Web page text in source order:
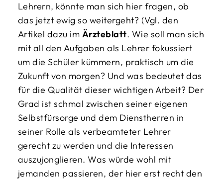
Lehrern, könnte man sich hier fragen, ob
das jetzt ewig so weitergeht? (Vgl. den
Artikel dazu im Ärzteblatt. Wie soll man sich
mit all den Aufgaben als Lehrer fokussiert
um die Schüler kümmern, praktisch um die
Zukunft von morgen? Und was bedeutet das
für die Qualität dieser wichtigen Arbeit? Der
Grad ist schmal zwischen seiner eigenen
Selbstfürsorge und dem Dienstherren in
seiner Rolle als verbeamteter Lehrer
gerecht zu werden und die Interessen
auszujonglieren. Was würde wohl mit
jemanden passieren, der hier erst recht den